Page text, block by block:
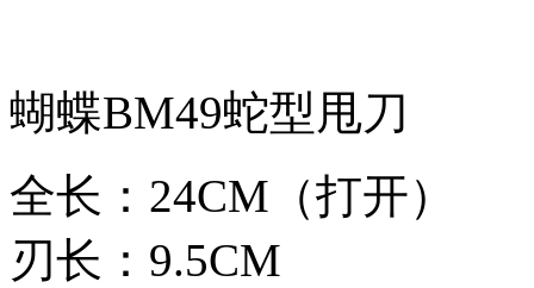
蝴蝶BM49蛇型甩刀
全长：24CM（打开）
刃长：9.5CM